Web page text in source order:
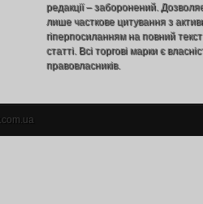
редакції – заборонений.
лише часткове цитування з
гіперпосиланням на повний текст
статті. Всі торгові марки є
правовласників.